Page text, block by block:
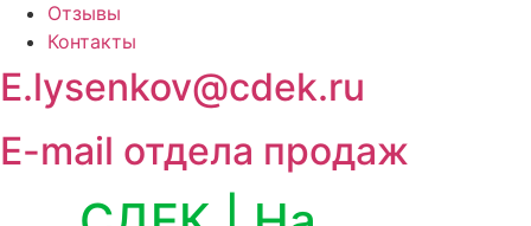
Отзывы
Контакты
E.lysenkov@cdek.ru
E-mail отдела продаж